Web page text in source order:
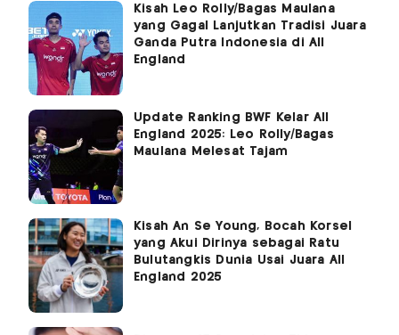
Kisah Leo Rolly/Bagas Maulana
yang Gagal Lanjutkan Tradisi Juara
Ganda Putra Indonesia di All
England
Update Ranking BWF Kelar All
England 2025: Leo Rolly/Bagas
Maulana Melesat Tajam
Kisah An Se Young, Bocah Korsel
yang Akui Dirinya sebagai Ratu
Bulutangkis Dunia Usai Juara All
England 2025